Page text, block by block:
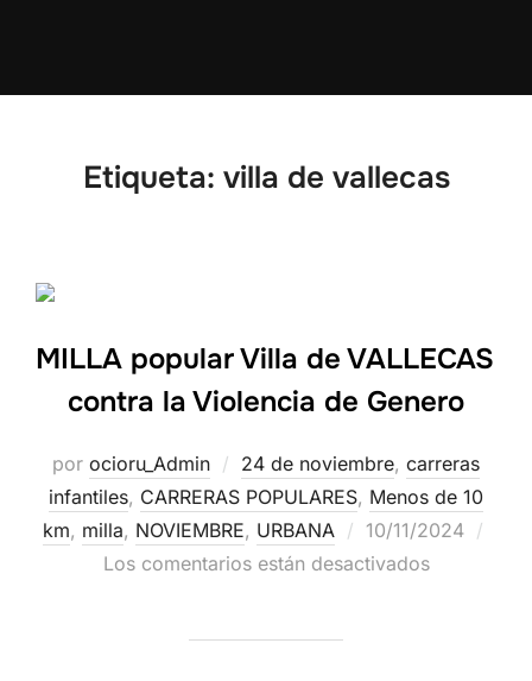
Etiqueta: villa de vallecas
MILLA popular Villa de VALLECAS
contra la Violencia de Genero
por ocioru_Admin 24 de noviembre, carreras
infantiles, CARRERAS POPULARES, Menos de 10
km, milla, NOVIEMBRE, URBANA
10/11/2024
Los comentarios están desactivados